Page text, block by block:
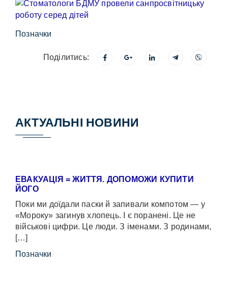
Позначки
Поділитись:
АКТУАЛЬНІ НОВИНИ
ЕВАКУАЦІЯ = ЖИТТЯ. ДОПОМОЖИ КУПИТИ
ЙОГО
Поки ми доїдали паски й запивали компотом — у
«Мороку» загинув хлопець. І є поранені. Це не
військові цифри. Це люди. З іменами. З родинами,
[…]
Позначки